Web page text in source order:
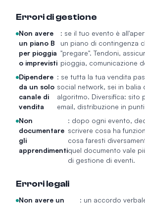
Errori di gestione
Non avere
un piano B
per pioggia
o imprevisti
: se il tuo evento è
un piano di contingenza
"pregare". Tendoni,
pioggia, comunicazione
Dipendere
da un solo
canale di
vendita
: se tutta la tua vendita
social network, sei in balia
algoritmo. Diversifica: sito
email, distribuzione in
Non
documentare
gli
apprendimenti
: dopo ogni evento,
scrivere cosa ha
cosa faresti
quel documento vale
di gestione di eventi.
Errori legali
Non avere un
: un accordo